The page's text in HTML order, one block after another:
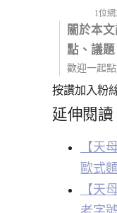
1位
關於本
點、議
歡迎一起
按讚加入粉
延伸閱讀
【天
歐式
【天